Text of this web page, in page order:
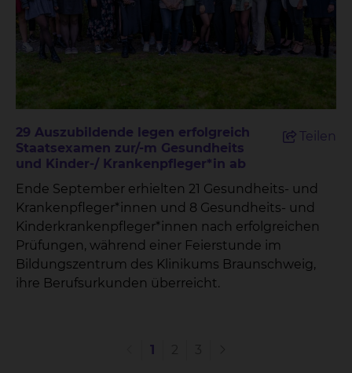
29 Auszubildende legen erfolgreich
Staatsexamen zur/-m Gesundheits
und Kinder-/ Krankenpfleger*in ab
Teilen
Ende September erhielten 21 Gesundheits- und
Krankenpfleger*innen und 8 Gesundheits- und
Kinderkrankenpfleger*innen nach erfolgreichen
Prüfungen, während einer Feierstunde im
Bildungszentrum des Klinikums Braunschweig,
ihre Berufsurkunden überreicht.
1